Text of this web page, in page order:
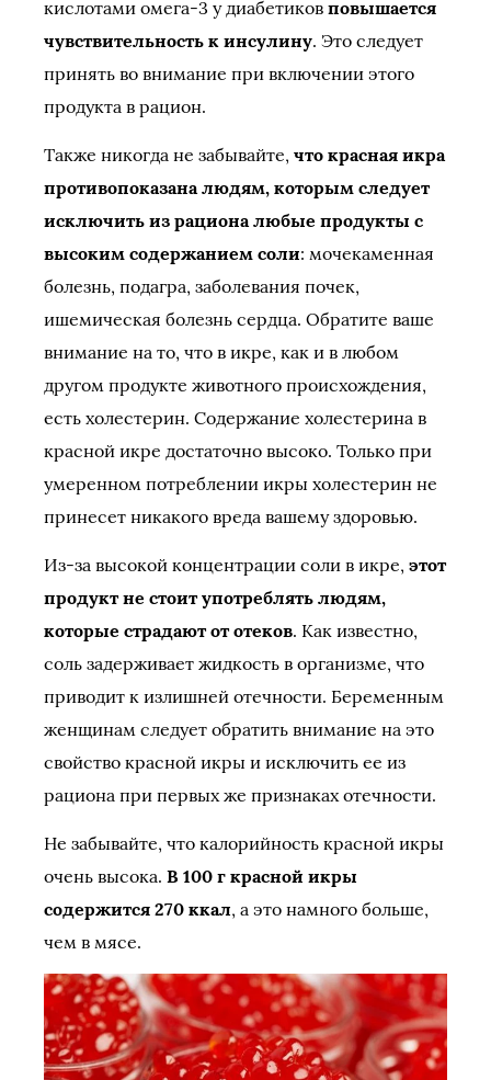
кислотами омега-3 у диабетиков повышается
чувствительность к инсулину. Это следует
принять во внимание при включении этого
продукта в рацион.
Также никогда не забывайте, что красная икра
противопоказана людям, которым следует
исключить из рациона любые продукты с
высоким содержанием соли: мочекаменная
болезнь, подагра, заболевания почек,
ишемическая болезнь сердца. Обратите ваше
внимание на то, что в икре, как и в любом
другом продукте животного происхождения,
есть холестерин. Содержание холестерина в
красной икре достаточно высоко. Только при
умеренном потреблении икры холестерин не
принесет никакого вреда вашему здоровью.
Из-за высокой концентрации соли в икре, этот
продукт не стоит употреблять людям,
которые страдают от отеков. Как известно,
соль задерживает жидкость в организме, что
приводит к излишней отечности. Беременным
женщинам следует обратить внимание на это
свойство красной икры и исключить ее из
рациона при первых же признаках отечности.
Не забывайте, что калорийность красной икры
очень высока. В 100 г красной икры
содержится 270 ккал, а это намного больше,
чем в мясе.